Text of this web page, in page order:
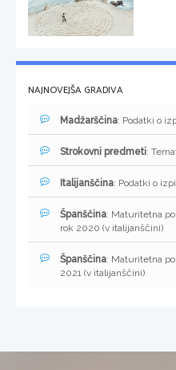
NAJNOVEJŠA GRADIVA
Madžarščina: Podatki o
Strokovni predmeti:
Italijanščina: Podatki o
Španščina: Maturitetna
rok 2020 (v italijanščini)
Španščina: Maturitetna
2021 (v italijanščini)